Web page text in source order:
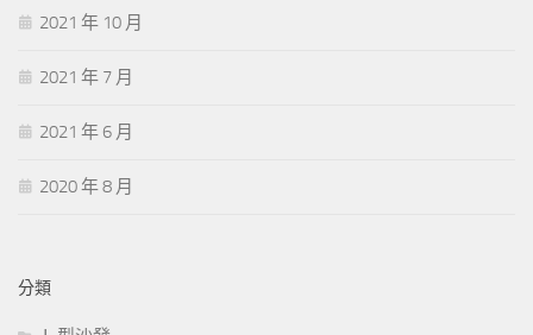
2021 年 10 月
2021 年 7 月
2021 年 6 月
2020 年 8 月
分類